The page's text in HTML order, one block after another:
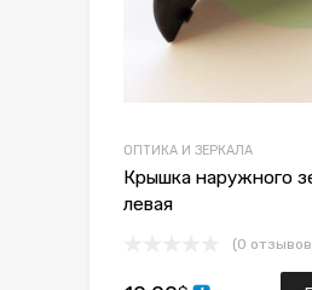
ОПТИКА И ЗЕРКАЛА
Крышка наружного
левая
(0